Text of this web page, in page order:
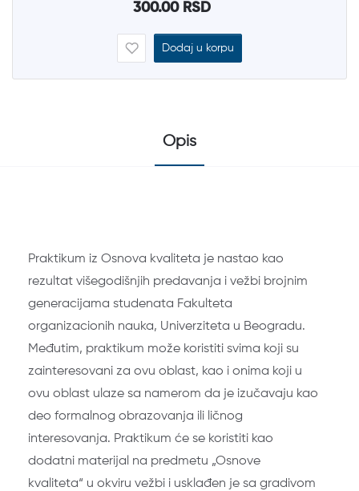
300.00 RSD
Dodaj u korpu
Opis
Praktikum iz Osnova kvaliteta je nastao kao
rezultat višegodišnjih predavanja i vežbi brojnim
generacijama studenata Fakulteta
organizacionih nauka, Univerziteta u Beogradu.
Međutim, praktikum može koristiti svima koji su
zainteresovani za ovu oblast, kao i onima koji u
ovu oblast ulaze sa namerom da je izučavaju kao
deo formalnog obrazovanja ili ličnog
interesovanja. Praktikum će se koristiti kao
dodatni materijal na predmetu „Osnove
kvaliteta“ u okviru vežbi i usklađen je sa gradivom